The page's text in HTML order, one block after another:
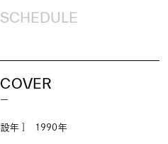
SCHEDULE
設年 ] 1990年